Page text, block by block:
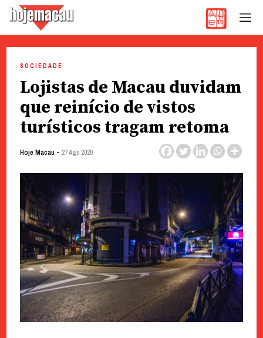
content
SOCIEDADE
Lojistas de Macau duvidam
que reinício de vistos
turísticos tragam retoma
Hoje Macau - 27 Ago 2020